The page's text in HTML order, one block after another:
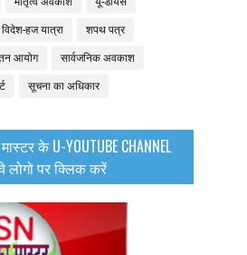
विदेश-हज यात्रा शपथ पत्र
आयोग सार्वजनिक अवकाश
सूचना का अधिकार
के U-YOUTUBE CHANNEL
लोगो पर क्लिक करें